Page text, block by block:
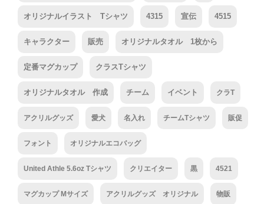
オリジナルイラスト Tシャツ 4315 宣伝 4515
キャラクター 販売 オリジナルタオル 1枚から
定番マグカップ クラスTシャツ
オリジナルタオル 作成 チーム イベント クラT
アクリルグッズ 愛犬 名入れ チームTシャツ 販促
フォント オリジナルエコバッグ
United Athle 5.6oz Tシャツ クリエイター 黒 4521
マグカップ Mサイズ アクリルグッズ オリジナル 物販